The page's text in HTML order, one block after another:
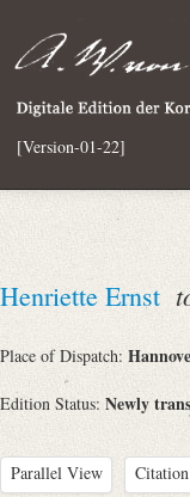
[Version-01-22]
Henriette Ernst
Place of Dispatch:
Edition Status: Newly
Parallel View